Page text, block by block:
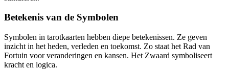
Betekenis van de Symbolen
Symbolen in tarotkaarten hebben diepe betekenissen. Ze geven
inzicht in het heden, verleden en toekomst. Zo staat het Rad van
Fortuin voor veranderingen en kansen. Het Zwaard symboliseert
kracht en logica.